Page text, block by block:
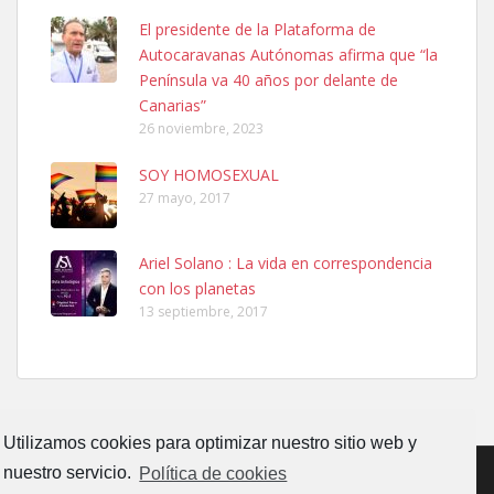
Utilizamos cookies para optimizar nuestro sitio web y
nuestro servicio. Política de cookies
SHIBA PERDIDO AVDA JOSE MESA Y LOPEZ
PERRO MACHO RAZA SHIBA CON MICROCHIP PERDIDO HOY
06/07/2025 ZONA MESA Y LOPEZ. ES MUY ASUSTADIZO
Leales.org » Gran Canaria
6.7.2025
Ninfa perdida
El día 5 se los perdió una ninfa papillera, asustada tiene miedo a la
calle, se perdió por la zon...
El presidente de la Plataforma de
Autocaravanas Autónomas afirma que “la
Península va 40 años por delante de
Canarias”
26 noviembre, 2023
SOY HOMOSEXUAL
27 mayo, 2017
Ariel Solano : La vida en correspondencia
con los planetas
13 septiembre, 2017